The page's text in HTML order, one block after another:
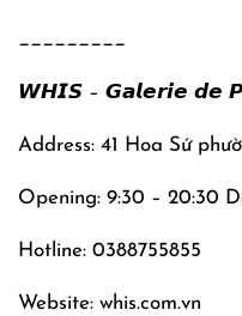
_________
𝙒𝙃𝙄𝙎 – 𝙂𝙖𝙡𝙚𝙧𝙞𝙚 𝙙𝙚
Address: 41 Hoa Sứ
Opening: 9:30 – 20:30
Hotline: 0388755855
Website: whis.com.vn